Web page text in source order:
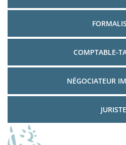
COMPTABLE-
NÉGOCIATEUR
JURISTE